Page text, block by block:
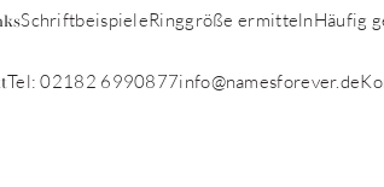
SchriftbeispieleRinggröße ermittelnHäufig
Tel: 02182 6990877info@namesforever.de